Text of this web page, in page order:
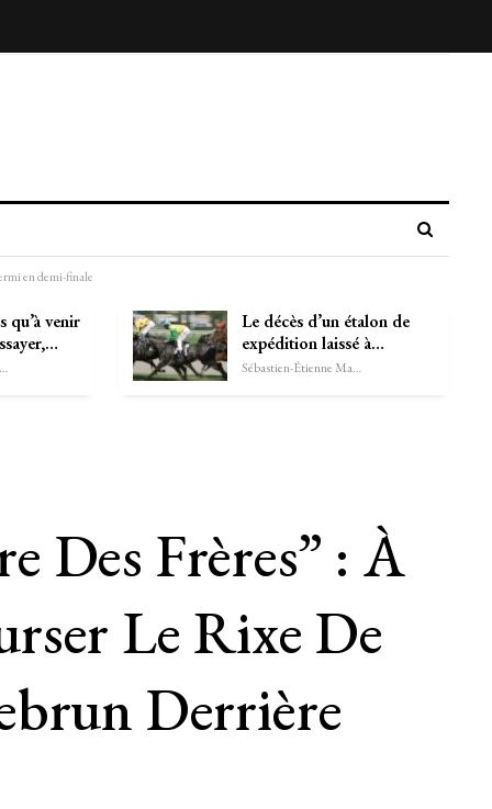
en demi-finale
qu’à venir
Sébastien-Étienne Marechal
Le décès d’un étalon de
expédition laissé à…
Sébastien-Étienne Marechal
Des Frères” : À
Le Rixe De
Derrière